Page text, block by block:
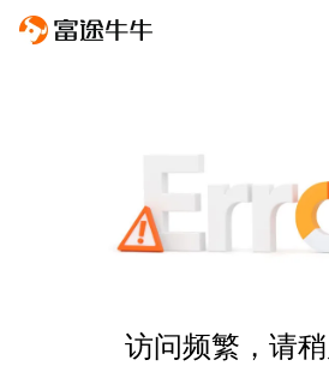
访问频繁，请